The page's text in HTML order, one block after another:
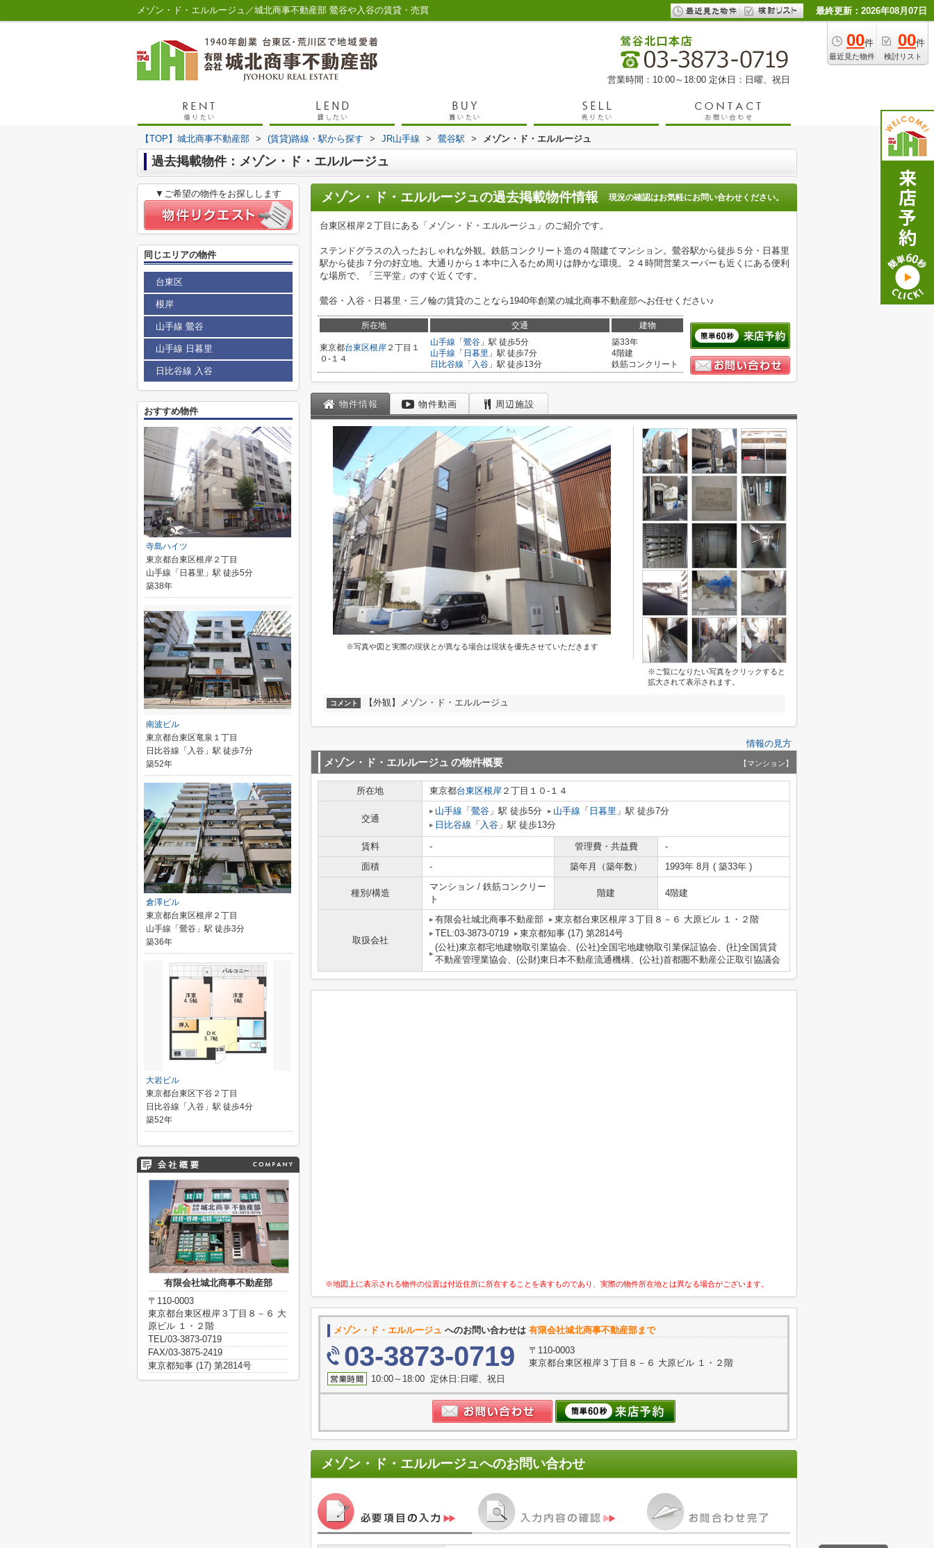
メゾン・ド・エルルージュ／城北商事不動産部 鶯谷や入谷の賃貸・売買 最終更新：2026年08月07日
00件
最近見た物件
00件
検討リスト
営業時間：10:00～18:00 定休日：日曜、祝日
【TOP】城北商事不動産部 > (賃貸)路線・駅から探す > JR山手線 > 鶯谷駅 > メゾン・ド・エルルージュ
過去掲載物件：メゾン・ド・エルルージュ
メゾン・ド・エルルージュの過去掲載物件情報 現況の確認はお気軽にお問い合わせください。
台東区根岸２丁目にある「メゾン・ド・エルルージュ」のご紹介です。
ステンドグラスの入ったおしゃれな外観。鉄筋コンクリート造の４階建てマンション。鶯谷駅から徒歩５分・日暮里
駅から徒歩７分の好立地。大通りから１本中に入るため周りは静かな環境。２４時間営業スーパーも近くにある便利
な場所で、「三平堂」のすぐ近くです。
鶯谷・入谷・日暮里・三ノ輪の賃貸のことなら1940年創業の城北商事不動産部へお任せください♪
所在地 交通 建物
東京都台東区根岸 ２丁目１
０-１４
山手線 「 鶯谷 」駅 徒歩5分
山手線 「 日暮里 」駅 徒歩7分
日比谷線 「 入谷 」駅 徒歩13分
築33年
4階建
鉄筋コンクリート
物件情報 物件動画 周辺施設
※写真や図と実際の現状とが異なる場合は現状を優先させていただきます
※ご覧になりたい写真をクリックすると
拡大されて表示されます。
コメント 【外観】メゾン・ド・エルルージュ
情報の見方
メゾン・ド・エルルージュ の物件概要 【マンション】
所在地 東京都台東区根岸 ２丁目１０-１４
交通
山手線 「 鶯谷 」駅 徒歩5分 山手線 「 日暮里 」駅 徒歩7分
日比谷線 「 入谷 」駅 徒歩13分
賃料 - 管理費・共益費
-
面積
- 築年月（築年数） 1993年 8月 ( 築33年 )
種別/構造
マンション / 鉄筋コンクリー
ト
階建 4階建
取扱会社
有限会社城北商事不動産部
東京都台東区根岸３丁目８－６ 大原ビル １・２階
TEL:03-3873-0719
東京都知事 (17) 第2814号
(公社)東京都宅地建物取引業協会、(公社)全国宅地建物取引業保証協会、(社)全国賃貸
不動産管理業協会、(公財)東日本不動産流通機構、(公社)首都圏不動産公正取引協議会
※地図上に表示される物件の位置は付近住所に所在することを表すものであり、実際の物件所在地とは異なる場合がございます。
メゾン・ド・エルルージュ へのお問い合わせは 有限会社城北商事不動産部まで
03-3873-0719
〒110-0003
東京都台東区根岸３丁目８－６ 大原ビル １・２階
10:00～18:00 定休日:日曜、祝日
メゾン・ド・エルルージュへのお問い合わせ
▼ご希望の物件をお探しします
同じエリアの物件
台東区
根岸
山手線 鶯谷
山手線 日暮里
日比谷線 入谷
おすすめ物件
寺島ハイツ
東京都台東区根岸２丁目
山手線「日暮里」駅 徒歩5分
築38年
南波ビル
東京都台東区竜泉１丁目
日比谷線「入谷」駅 徒歩7分
築52年
倉澤ビル
東京都台東区根岸２丁目
山手線「鶯谷」駅 徒歩3分
築36年
大岩ビル
東京都台東区下谷２丁目
日比谷線「入谷」駅 徒歩4分
築52年
有限会社城北商事不動産部
〒110-0003
東京都台東区根岸３丁目８－６ 大
原ビル １・２階
TEL/03-3873-0719
FAX/03-3875-2419
東京都知事 (17) 第2814号